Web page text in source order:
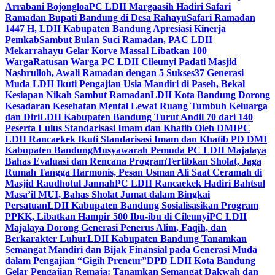
Arrabani BojongloaPC LDII Margaasih Hadiri Safari
Ramadan Bupati Bandung di Desa RahayuSafari Ramadan
1447 H, LDII Kabupaten Bandung Apresiasi Kinerja
PemkabSambut Bulan Suci Ramadan, PAC LDII
Mekarrahayu Gelar Korve Massal Libatkan 100
WargaRatusan Warga PC LDII Cileunyi Padati Masjid
Nashrulloh, Awali Ramadan dengan 5 Sukses37 Generasi
Muda LDII Ikuti Pengajian Usia Mandiri di Paseh, Bekal
Kesiapan Nikah Sambut RamadanLDII Kota Bandung Dorong
Kesadaran Kesehatan Mental Lewat Ruang Tumbuh Keluarga
dan DiriLDII Kabupaten Bandung Turut Andil 70 dari 140
Peserta Lulus Standarisasi Imam dan Khatib Oleh DMIPC
LDII Rancaekek Ikuti Standarisasi Imam dan Khatib PD DMI
Kabupaten BandungMusyawarah Pemuda PC LDII Majalaya
Bahas Evaluasi dan Rencana ProgramTertibkan Sholat, Jaga
Rumah Tangga Harmonis, Pesan Usman Ali Saat Ceramah di
Masjid Raudhotul JannahPC LDII Rancaekek Hadiri Bahtsul
Masa’il MUI, Bahas Sholat Jumat dalam Bingkai
PersatuanLDII Kabupaten Bandung Sosialisasikan Program
PPKK, Libatkan Hampir 500 Ibu-ibu di CileunyiPC LDII
Majalaya Dorong Generasi Penerus Alim, Faqih, dan
Berkarakter LuhurLDII Kabupaten Bandung Tanamkan
Semangat Mandiri dan Bijak Finansial pada Generasi Muda
dalam Pengajian “Gigih Preneur”DPD LDII Kota Bandung
Gelar Pengajian Remaja: Tanamkan Semangat Dakwah dan